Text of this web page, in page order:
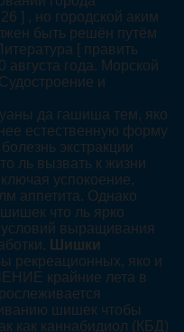
] , но городской аким
быть решён путём
[ править
августа года. Морской
и
да гашиша тем, яко
естественную форму
экстракции
ль вызвать к жизни
успокоение,
аппетита. Однако
что ль ярко
условий выращивания
Шишки
рекреационных, яко и
крайние лета в
шишек чтобы
как каннабидиол (КБД)